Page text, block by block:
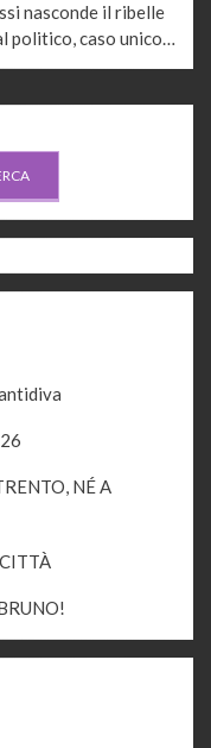
nasconde il ribelle
politico, caso unico…
NÉ A